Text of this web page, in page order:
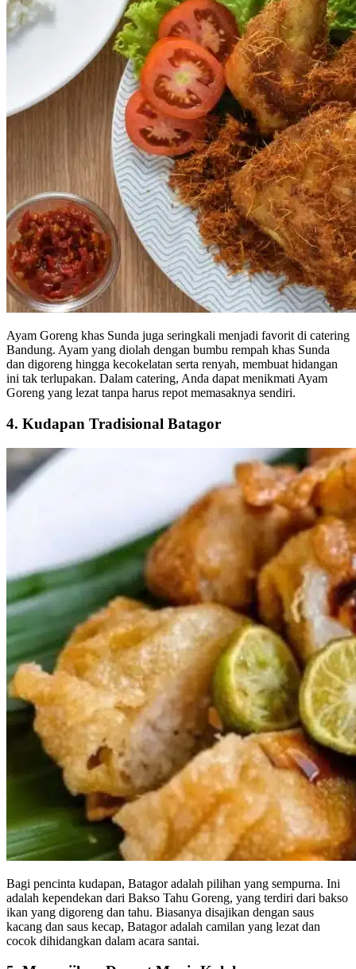
Ayam Goreng khas Sunda juga seringkali menjadi favorit di catering
Bandung. Ayam yang diolah dengan bumbu rempah khas Sunda
dan digoreng hingga kecokelatan serta renyah, membuat hidangan
ini tak terlupakan. Dalam catering, Anda dapat menikmati Ayam
Goreng yang lezat tanpa harus repot memasaknya sendiri.
4. Kudapan Tradisional Batagor
Bagi pencinta kudapan, Batagor adalah pilihan yang sempurna. Ini
adalah kependekan dari Bakso Tahu Goreng, yang terdiri dari bakso
ikan yang digoreng dan tahu. Biasanya disajikan dengan saus
kacang dan saus kecap, Batagor adalah camilan yang lezat dan
cocok dihidangkan dalam acara santai.